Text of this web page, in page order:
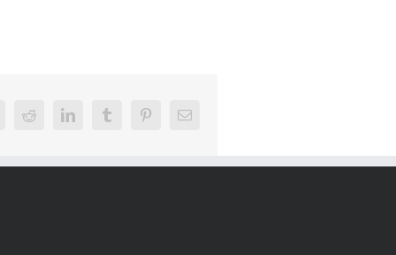
Reddit LinkedInTumblrPinterest
E-